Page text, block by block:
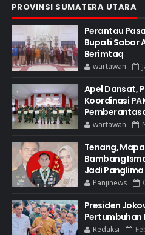
PROVINSI SUMATERA UTARA
Perantau
Bupati Sabar
Berimtaq
wartawan
Apel Dansat,
Koordinasi
wartawan
Tenang,
Bambang
Jadi Panglima
Panjinews
Presiden
Pertumbuhan
Redaksi